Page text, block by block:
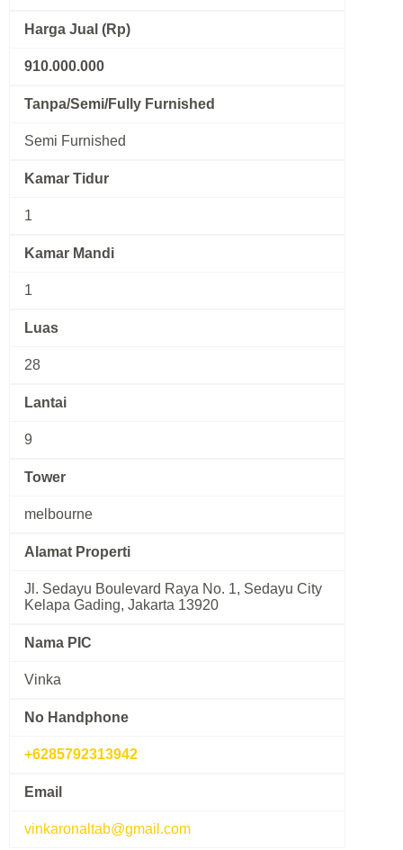
Harga Jual (Rp)
910.000.000
Tanpa/Semi/Fully Furnished
Semi Furnished
Kamar Tidur
1
Kamar Mandi
1
Luas
28
Lantai
9
Tower
melbourne
Alamat Properti
Jl. Sedayu Boulevard Raya No. 1, Sedayu City
Kelapa Gading, Jakarta 13920
Nama PIC
Vinka
No Handphone
+6285792313942
Email
vinkaronaltab@gmail.com